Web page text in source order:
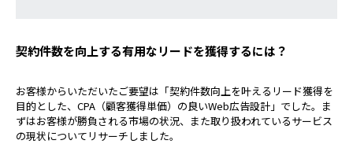
契約件数を向上する有用なリードを獲得するには？
お客様からいただいたご要望は「契約件数向上を叶えるリード獲得を
目的とした、CPA（顧客獲得単価）の良いWeb広告設計」でした。ま
ずはお客様が勝負される市場の状況、また取り扱われているサービス
の現状についてリサーチしました。